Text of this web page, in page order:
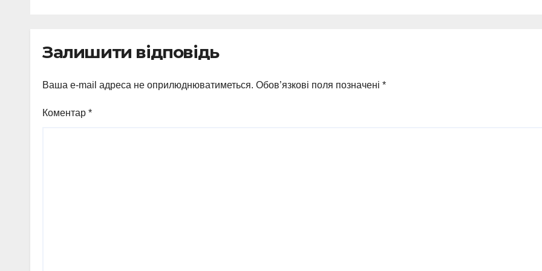
Залишити відповідь
Ваша e-mail адреса не оприлюднюватиметься. Обов’язкові поля позначені *
Коментар *